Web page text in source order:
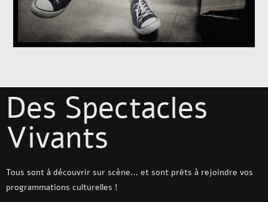
Des Spectacles
Vivants
Tous sont à découvrir sur scène… et sont prêts à rejoindre vos
programmations culturelles !